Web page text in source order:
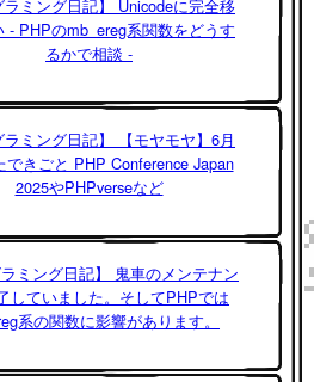
ミング日記】 Unicodeに完全移
- PHPのmb_ereg系関数をどうす
るかで相談 -
ラミング日記】 【モヤモヤ】6月
できごと PHP Conference Japan
2025やPHPverseなど
ミング日記】 鬼車のメンテナン
していました。そしてPHPでは
系の関数に影響があります。